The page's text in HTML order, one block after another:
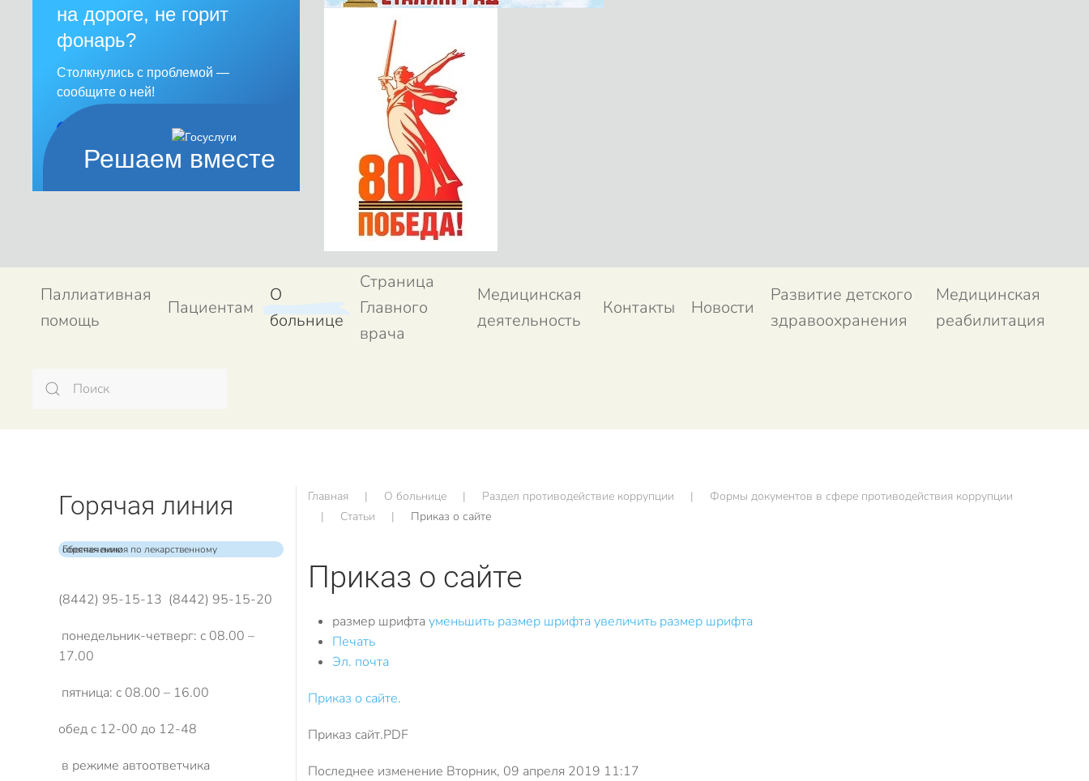
Решаем вместе
на дороге, не горит
фонарь?
Столкнулись с проблемой —
сообщите о ней!
Сообщить о проблеме
Паллиативная
помощь
Пациентам
О
больнице
Страница
Главного
врача
Медицинская
деятельность
Контакты Новости
Развитие детского
здравоохранения
Медицинская
реабилитация
Главная О больнице Раздел противодействие коррупции
Формы документов в сфере противодействия коррупции
Статьи
Приказ о сайте
Приказ о сайте
размер шрифта уменьшить размер шрифта увеличить размер шрифта
Печать
Эл. почта
Приказ о сайте.
Приказ сайт.PDF
Последнее изменение Вторник, 09 апреля 2019 11:17
Горячая линия
Горячая линия по лекарственному обеспечению
(8442) 95-15-13 (8442) 95-15-20
понедельник-четверг: с 08.00 –
17.00
пятница: с 08.00 – 16.00
обед с 12-00 до 12-48
в режиме автоответчика